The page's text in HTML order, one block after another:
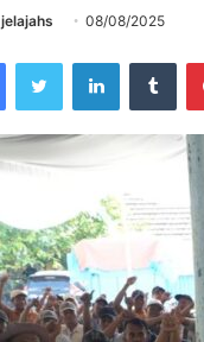
jelajahs 08/08/2025